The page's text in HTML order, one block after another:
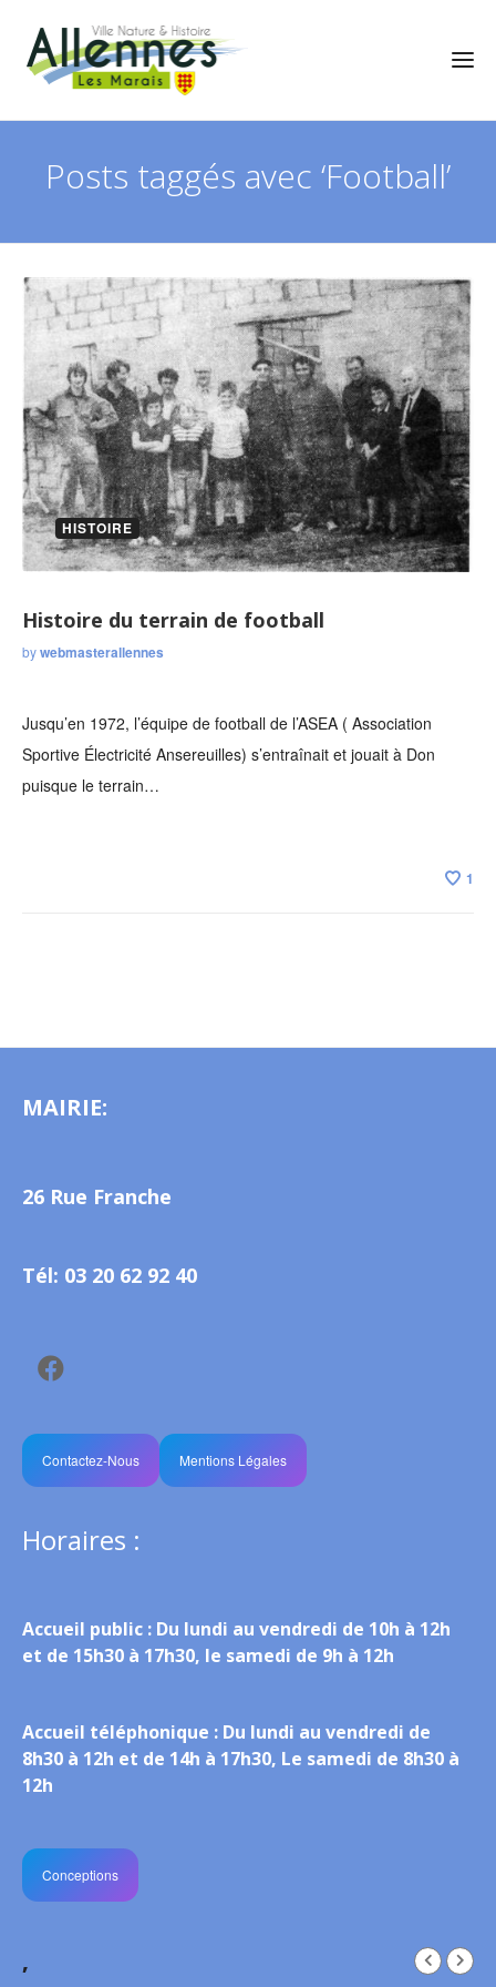
Posts taggés avec ‘Football’
HISTOIRE
Histoire du terrain de football
bywebmasterallennes
Jusqu’en 1972, l’équipe de football de l’ASEA ( Association
Sportive Électricité Ansereuilles) s’entraînait et jouait à Don
puisque le terrain…
1
MAIRIE:
26 Rue Franche
Tél: 03 20 62 92 40
Contactez-Nous Mentions Légales
Horaires :
Accueil public : Du lundi au vendredi de 10h à 12h
et de 15h30 à 17h30, le samedi de 9h à 12h
Accueil téléphonique : Du lundi au vendredi de
8h30 à 12h et de 14h à 17h30, Le samedi de 8h30 à
12h
Conceptions
,